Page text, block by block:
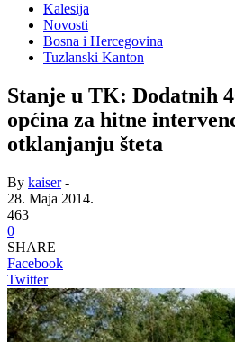
Kalesija
Novosti
Bosna i Hercegovina
Tuzlanski Kanton
Stanje u TK: Dodatnih
općina za hitne
otklanjanju šteta
By kaiser-
28. Maja 2014.
463
0
SHARE
Facebook
Twitter